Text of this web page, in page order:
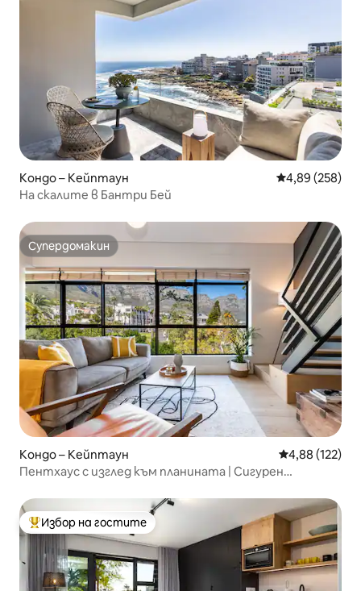
Кондо – Кейптаун Средна
4,89 (258)
На скалите в Бантри Бей
Супердомакин
Супердомакин
Кондо – Кейптаун Средна
4,88 (122)
Пентхаус с изглед към планината | Сигурен
Най-популярен избор на гостите
Избор на гостите